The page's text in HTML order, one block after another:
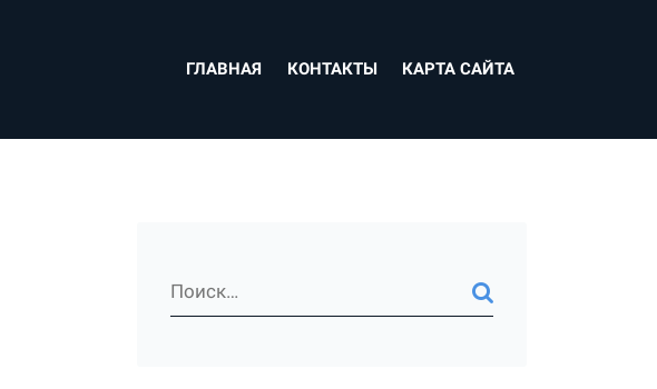
ГЛАВНАЯ КОНТАКТЫ КАРТА САЙТА